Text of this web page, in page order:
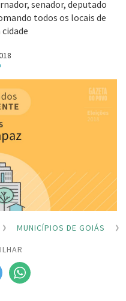
senador, deputado
todos os locais de
MUNICÍPIOS DE GOIÁS